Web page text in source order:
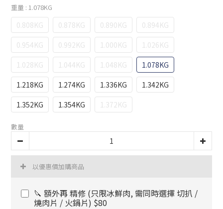
重量 : 1.078KG
0.808KG 0.878KG 0.890KG
0.894KG
0.954KG
0.992KG 1.000KG
1.026KG
1.028KG
1.044KG 1.048KG
1.078KG
1.218KG
1.274KG 1.336KG
1.342KG
1.352KG
1.354KG 1.372KG
數量
以優惠價加購商品
🔪 額外再 精修 (只限冰鮮肉, 需同時選擇 切扒 /
燒肉片 / 火鍋片) $80